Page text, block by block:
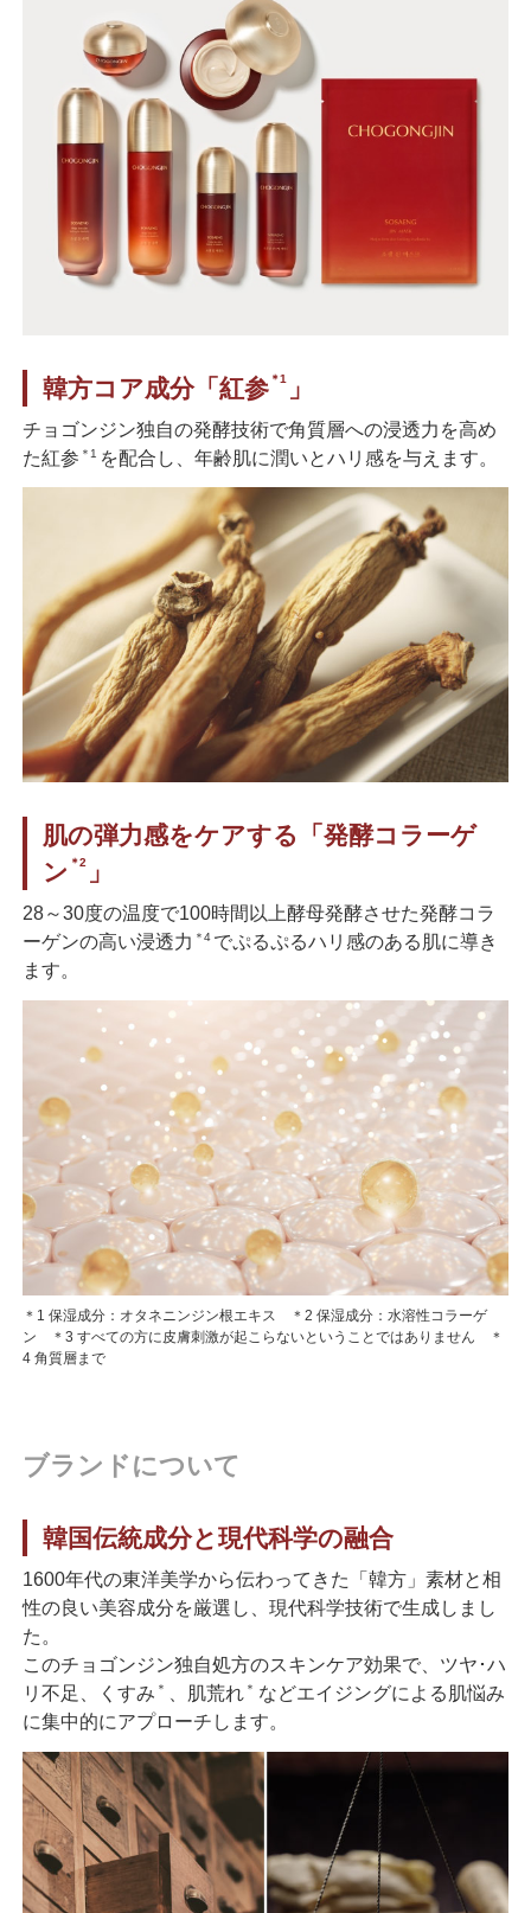
韓方コア成分「紅参 ＊1 」
チョゴンジン独自の発酵技術で角質層への浸透力を高め
た紅参 ＊1 を配合し、年齢肌に潤いとハリ感を与えます。
肌の弾力感をケアする「発酵コラーゲ
ン ＊2 」
28～30度の温度で100時間以上酵母発酵させた発酵コラ
ーゲンの高い浸透力 ＊4 でぷるぷるハリ感のある肌に導き
ます。
＊1 保湿成分：オタネニンジン根エキス ＊2 保湿成分：水溶性コラーゲ
ン ＊3 すべての方に皮膚刺激が起こらないということではありません ＊
4 角質層まで
ブランドについて
韓国伝統成分と現代科学の融合
1600年代の東洋美学から伝わってきた「韓方」素材と相
性の良い美容成分を厳選し、現代科学技術で生成しまし
た。
このチョゴンジン独自処方のスキンケア効果で、ツヤ･ハ
リ不足、くすみ ＊ 、肌荒れ ＊ などエイジングによる肌悩み
に集中的にアプローチします。